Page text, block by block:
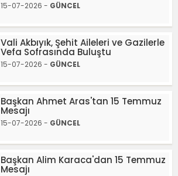
15-07-2026 - GÜNCEL
Vali Akbıyık, Şehit Aileleri ve Gazilerle
Vefa Sofrasında Buluştu
15-07-2026 - GÜNCEL
Başkan Ahmet Aras'tan 15 Temmuz
Mesajı
15-07-2026 - GÜNCEL
Başkan Alim Karaca'dan 15 Temmuz
Mesajı